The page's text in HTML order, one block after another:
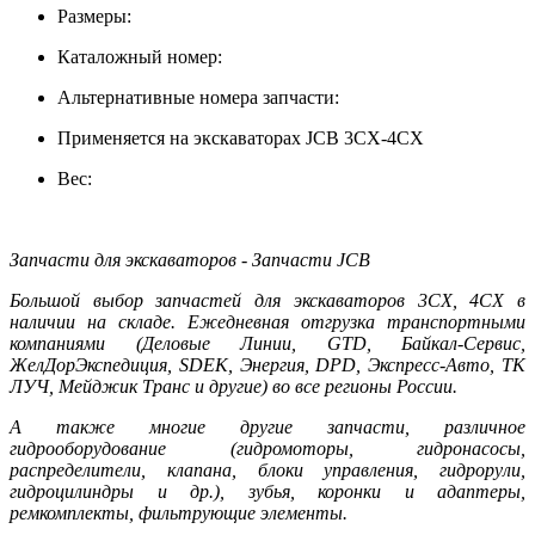
Размеры:
Каталожный номер:
Альтернативные номера запчасти:
Применяется на экскаваторах JCB 3CX-4CX
Вес:
Запчасти для экскаваторов - Запчасти JCB
Большой выбор запчастей для экскаваторов 3CX, 4CX в
наличии на складе. Ежедневная отгрузка транспортными
компаниями (Деловые Линии, GTD, Байкал-Сервис,
ЖелДорЭкспедиция, SDEK, Энергия, DPD, Экспресс-Авто, ТК
ЛУЧ, Мейджик Транс и другие) во все регионы России.
А также многие другие запчасти, различное
гидрооборудование (гидромоторы, гидронасосы,
распределители, клапана, блоки управления, гидрорули,
гидроцилиндры и др.), зубья, коронки и адаптеры,
ремкомплекты, фильтрующие элементы.